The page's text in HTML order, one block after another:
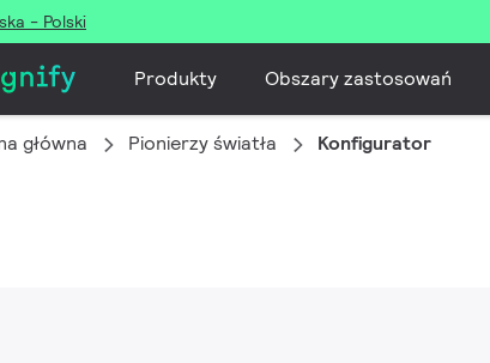
- Polski
Produkty Obszary zastosowań
główna Pionierzy światła Konfigurator